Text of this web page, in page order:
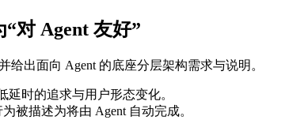
对 Agent 友好”
给出面向 Agent 的底座分层架构需求与说明。
时的追求与用户形态变化。
被描述为将由 Agent 自动完成。